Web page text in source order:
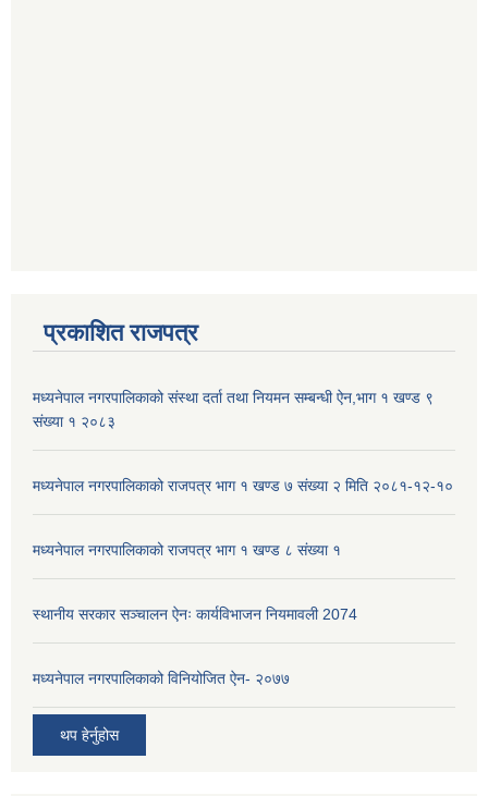
प्रकाशित राजपत्र
मध्यनेपाल नगरपालिकाको संस्था दर्ता तथा नियमन सम्बन्धी ऐन,भाग १ खण्ड ९
संख्या १ २०८३
मध्यनेपाल नगरपालिकाको राजपत्र भाग १ खण्ड ७ संख्या २ मिति २०८१-१२-१०
मध्यनेपाल नगरपालिकाको राजपत्र भाग १ खण्ड ८ संख्या १
स्थानीय सरकार सञ्चालन ऐनः कार्यविभाजन नियमावली 2074
मध्यनेपाल नगरपालिकाको विनियोजित ऐन- २०७७
थप हेर्नुहोस